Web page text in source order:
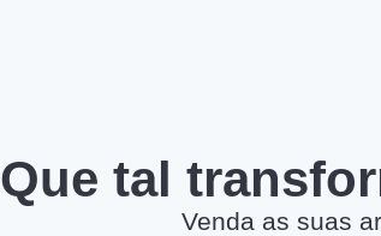
Que tal
Venda as suas